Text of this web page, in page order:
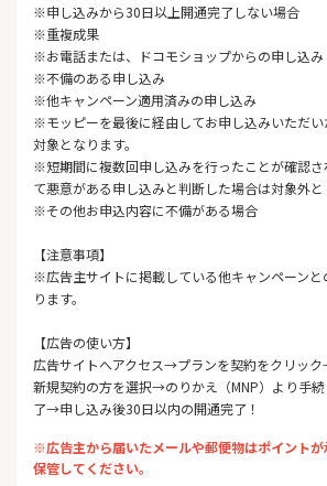
※申し込みから30日以上開通完了しない場合
※重複成果
※お電話または、ドコモショップからの申し込み
※不備のある申し込み
※他キャンペーン適用済みの申し込み
※モッピーを最後に経由してお申し込みいただい
対象となります。
※短期間に複数回申し込みを行ったことが確認さ
て悪意がある申し込みと判断した場合は対象外と
※その他お申込内容に不備がある場合
【注意事項】
※広告主サイトに掲載している他キャンペーン
ります。
【広告の使い方】
広告サイトへアクセス→プランを契約をクリッ
新規契約の方を選択→のりかえ（MNP）より手
了→申し込み後30日以内の開通完了！
※広告主から届いたメールや郵便物はポイント
保管してください。